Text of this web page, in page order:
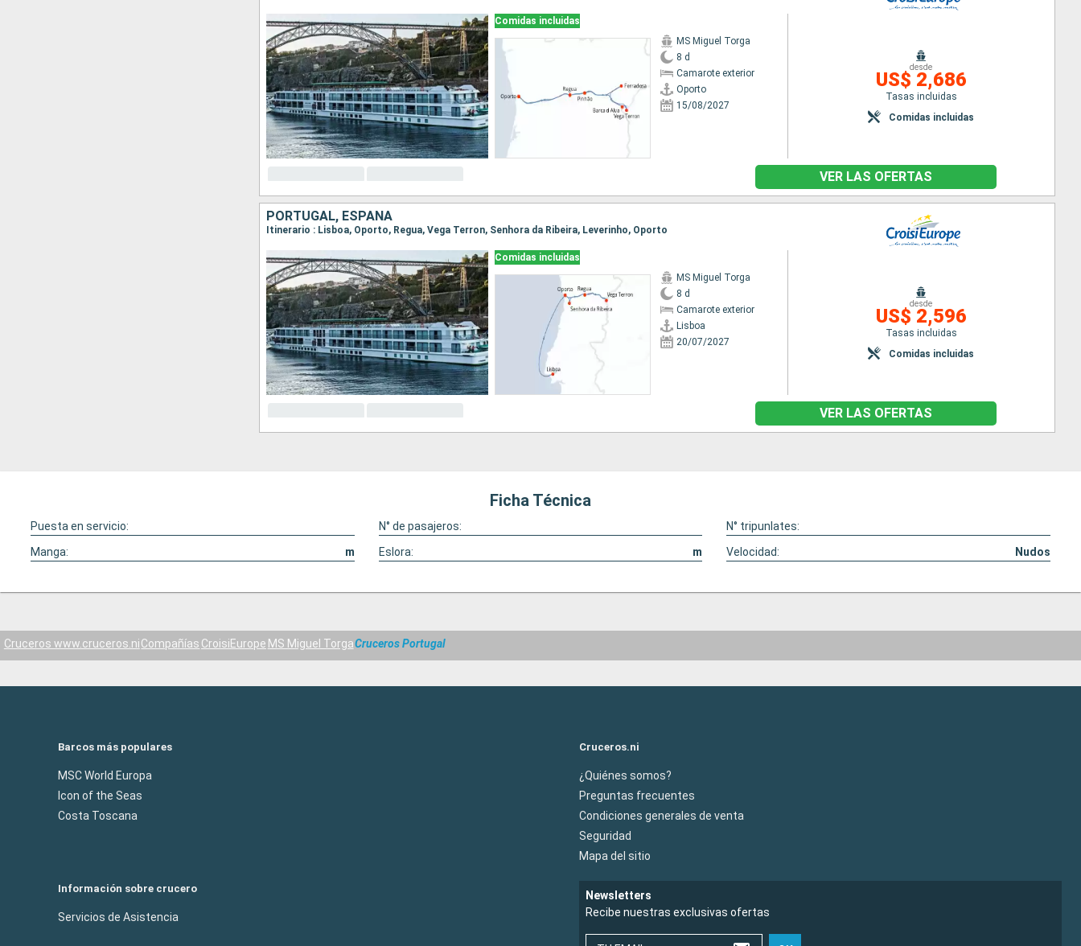
Comidas incluidas
MS Miguel Torga
8 d
Camarote exterior
Oporto
15/08/2027
desde
US$ 2,686
Tasas incluidas
Comidas incluidas
VER LAS OFERTAS
PORTUGAL, ESPAÑA
Itinerario : Lisboa, Oporto, Regua, Vega Terron, Senhora da Ribeira, Leverinho, Oporto
Comidas incluidas
MS Miguel Torga
8 d
Camarote exterior
Lisboa
20/07/2027
desde
US$ 2,596
Tasas incluidas
Comidas incluidas
VER LAS OFERTAS
Ficha Técnica
Puesta en servicio: N° de pasajeros:
N° tripunlates:
Manga:
m Eslora: m Velocidad: Nudos
Cruceros www.cruceros.niCompañías CroisiEurope MS Miguel TorgaCruceros Portugal
Barcos más populares
MSC World Europa
Icon of the Seas
Costa Toscana
Cruceros.ni
¿Quiénes somos?
Preguntas frecuentes
Condiciones generales de venta
Seguridad
Mapa del sitio
Información sobre crucero
Servicios de Asistencia
Newsletters
Recibe nuestras exclusivas ofertas